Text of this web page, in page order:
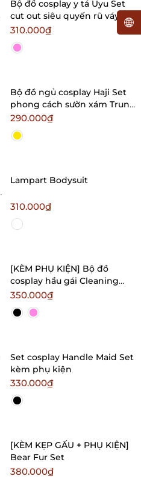
Bộ đồ cosplay y tá Uyu Set
cut out siêu quyến rũ váy
body ôm sát tôn dáng kèm
phụ kiện Bralettehousevn
310.000₫
Bộ đồ ngủ cosplay Haji Set
phong cách sườn xám Trung
Hoa xuyên thấu nhẹ nhàng
Bralettehousevn
290.000₫
Lampart Bodysuit
310.000₫
[KÈM PHỤ KIỆN] Bộ đồ
cosplay hầu gái Cleaning
Maid Set S2622 có gọng có
mút tôn dáng
Bralettehousevn
350.000₫
Set cosplay Handle Maid Set
kèm phụ kiện
330.000₫
[KÈM KẸP GẤU + PHỤ KIỆN]
Bear Fur Set
380.000₫